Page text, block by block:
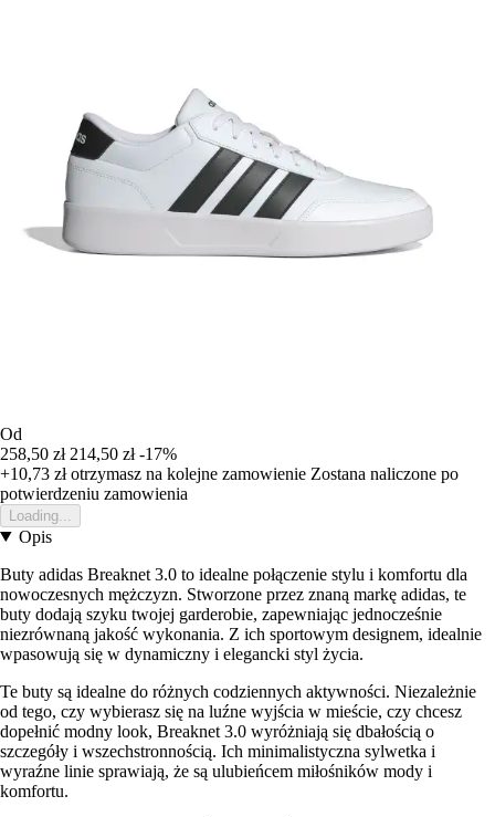
Od
258,50 zł 214,50 zł -17%
+10,73 złotrzymasz na kolejne zamowienie Zostana naliczone po
potwierdzeniu zamowienia
Loading...
Opis
Buty adidas Breaknet 3.0 to idealne połączenie stylu i komfortu dla
nowoczesnych mężczyzn. Stworzone przez znaną markę adidas, te
buty dodają szyku twojej garderobie, zapewniając jednocześnie
niezrównaną jakość wykonania. Z ich sportowym designem, idealnie
wpasowują się w dynamiczny i elegancki styl życia.
Te buty są idealne do różnych codziennych aktywności. Niezależnie
od tego, czy wybierasz się na luźne wyjścia w mieście, czy chcesz
dopełnić modny look, Breaknet 3.0 wyróżniają się dbałością o
szczegóły i wszechstronnością. Ich minimalistyczna sylwetka i
wyraźne linie sprawiają, że są ulubieńcem miłośników mody i
komfortu.